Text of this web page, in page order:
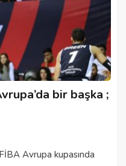
bir başka ;
Avrupa kupasında